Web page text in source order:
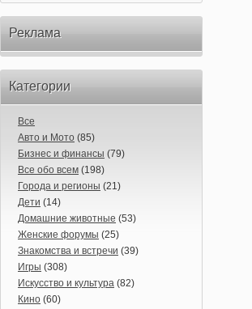
Реклама
Категории
Все
Авто и Мото (85)
Бизнес и финансы (79)
Все обо всем (198)
Города и регионы (21)
Дети (14)
Домашние животные (53)
Женские форумы (25)
Знакомства и встречи (39)
Игры (308)
Искусство и культура (82)
Кино (60)